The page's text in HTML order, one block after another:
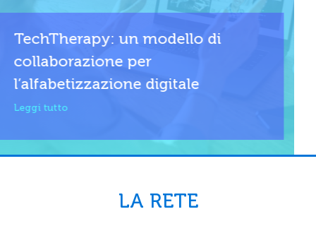
TechTherapy: un modello di
collaborazione per
l’alfabetizzazione digitale
Leggi tutto
LA RETE